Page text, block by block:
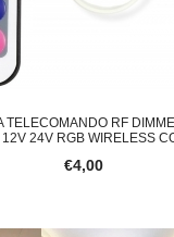
TELECOMANDO RF
12V 24V RGB WIRELESS
€4,00